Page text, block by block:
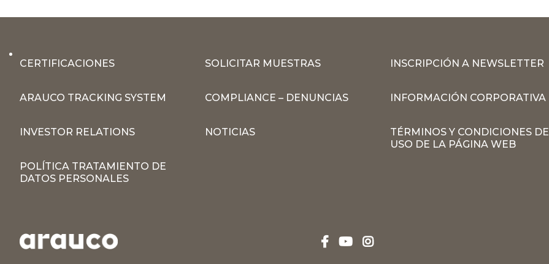
CERTIFICACIONES SOLICITAR MUESTRAS INSCRIPCIÓN A NEWSLETTER
ARAUCO TRACKING SYSTEM COMPLIANCE – DENUNCIAS INFORMACIÓN CORPORATIVA
INVESTOR RELATIONS NOTICIAS
TÉRMINOS Y CONDICIONES DE
USO DE LA PÁGINA WEB
POLÍTICA TRATAMIENTO DE
DATOS PERSONALES